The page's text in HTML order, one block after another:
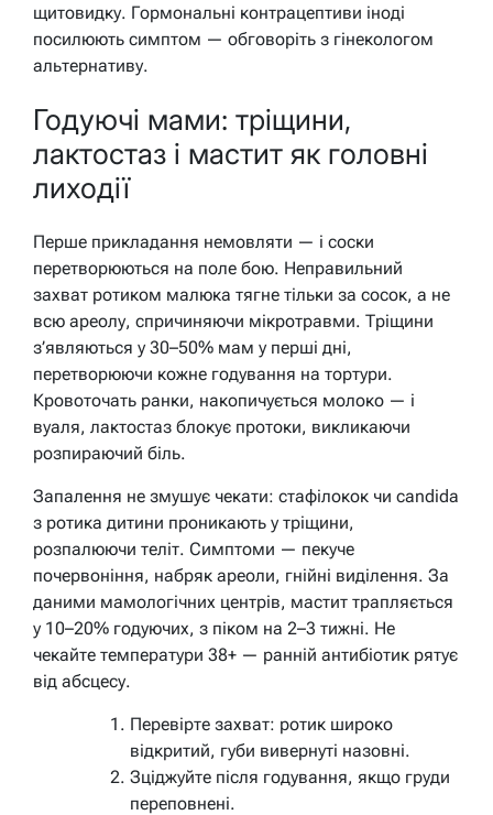
щитовидку. Гормональні контрацептиви іноді
посилюють симптом — обговоріть з гінекологом
альтернативу.
Годуючі мами: тріщини,
лактостаз і мастит як головні
лиходії
Перше прикладання немовляти — і соски
перетворюються на поле бою. Неправильний
захват ротиком малюка тягне тільки за сосок, а не
всю ареолу, спричиняючи мікротравми. Тріщини
з’являються у 30–50% мам у перші дні,
перетворюючи кожне годування на тортури.
Кровоточать ранки, накопичується молоко — і
вуаля, лактостаз блокує протоки, викликаючи
розпираючий біль.
Запалення не змушує чекати: стафілокок чи candida
з ротика дитини проникають у тріщини,
розпалюючи теліт. Симптоми — пекуче
почервоніння, набряк ареоли, гнійні виділення. За
даними мамологічних центрів, мастит трапляється
у 10–20% годуючих, з піком на 2–3 тижні. Не
чекайте температури 38+ — ранній антибіотик рятує
від абсцесу.
Перевірте захват: ротик широко
відкритий, губи вивернуті назовні.
Зціджуйте після годування, якщо груди
переповнені.